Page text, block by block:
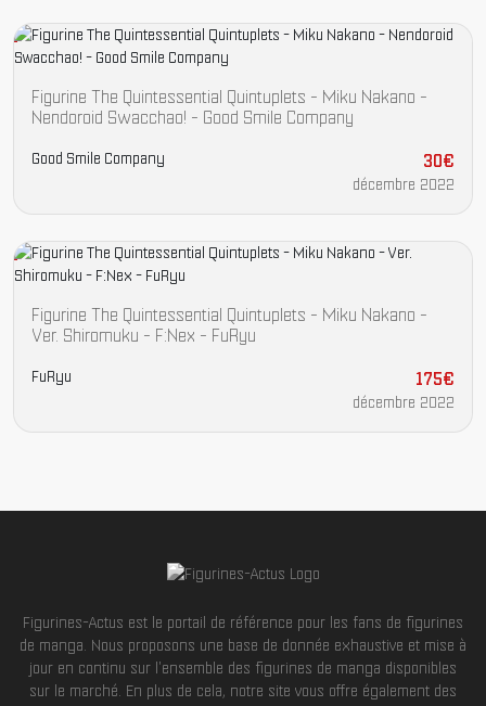
Figurine The Quintessential Quintuplets - Miku Nakano -
Nendoroid Swacchao! - Good Smile Company
Good Smile Company 30€
décembre 2022
Figurine The Quintessential Quintuplets - Miku Nakano -
Ver. Shiromuku - F:Nex - FuRyu
FuRyu 175€
décembre 2022
Figurines-Actus est le portail de référence pour les fans de figurines
de manga. Nous proposons une base de donnée exhaustive et mise à
jour en continu sur l'ensemble des figurines de manga disponibles
sur le marché. En plus de cela, notre site vous offre également des